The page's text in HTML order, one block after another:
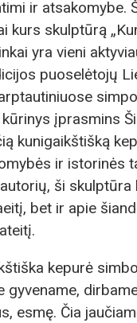
ir atsakomybe.
kurs skulptūrą
yra vieni
puoselėtojų
įprasmins
kunigaikštišką
ir istorinės
ši skulptūra
bet ir apie
kepurė
gyvename,
esmę. Čia